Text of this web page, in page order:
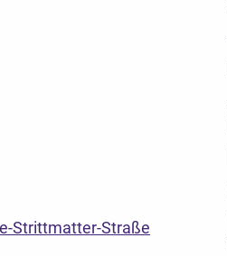
Strittmatter-Straße